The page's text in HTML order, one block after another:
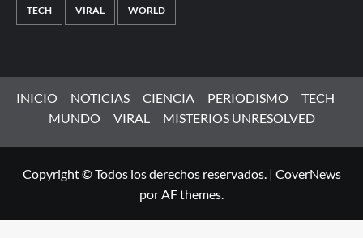
TECH VIRAL WORLD
INICIO NOTICIAS CIENCIA PERIODISMO
TECH
MUNDO
VIRAL MISTERIOS UNRESOLVED
Copyright © Todos los derechos reservados. | CoverNews
por AF themes.